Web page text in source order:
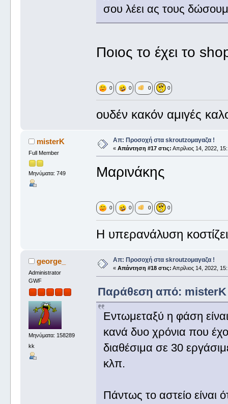
σου λέει ας τους
Ποιος το έχει το
0 0 0 0
ουδέν κακόν αμιγές
misterK
Full Member
Μηνύματα: 749
Απ: Προσοχή στα skroutzομαγαζα !
« Απάντηση #17 στις: Απρίλιος 14, 2022,
Μαρινάκης
0 0 0 0
Η υπερανάλυση
george_
Administrator
GWF
Μηνύματα: 158289
kk
Απ: Προσοχή στα skroutzομαγαζα !
« Απάντηση #18 στις: Απρίλιος 14, 2022,
Παράθεση από: misterK
Εντωμεταξύ η φάση
κανά δυο χρόνια που
διαθέσιμα σε 30
κλπ.
Πάντως το αστείο είναι